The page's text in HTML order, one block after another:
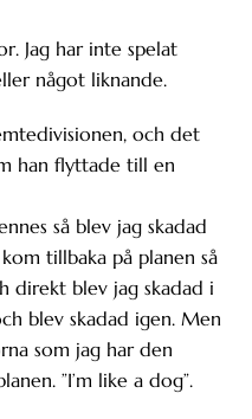
Jag har inte spelat
något liknande.
och det
han flyttade till en
så blev jag skadad
tillbaka på planen så
direkt blev jag skadad i
blev skadad igen. Men
som jag har den
”I’m like a dog”.